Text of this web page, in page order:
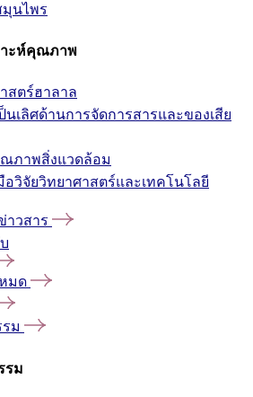
นไพร
าะห์คุณภาพ
สตร์ฮาลาล
นเลิศด้านการจัดการสารและของเสีย
ภาพสิ่งแวดล้อม
อวิจัยวิทยาศาสตร์และเทคโนโลยี
าวสาร
มด
ม
รม